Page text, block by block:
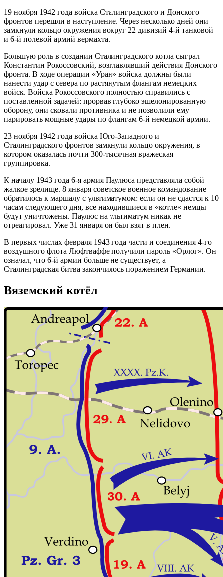
19 ноября 1942 года войска Сталинградского и Донского
фронтов перешли в наступление. Через несколько дней они
замкнули кольцо окружения вокруг 22 дивизий 4-й танковой
и 6-й полевой армий вермахта.
Большую роль в создании Сталинградского котла сыграл
Константин Рокоссовский, возглавлявший действия Донского
фронта. В ходе операции «Уран» войска должны были
нанести удар с севера по растянутым флангам немецких
войск. Войска Рокоссовского полностью справились с
поставленной задачей: прорвав глубоко эшелонированную
оборону, они сковали противника и не позволили ему
парировать мощные удары по флангам 6-й немецкой армии.
23 ноября 1942 года войска Юго-Западного и
Сталинградского фронтов замкнули кольцо окружения, в
котором оказалась почти 300-тысячная вражеская
группировка.
К началу 1943 года 6-я армия Паулюса представляла собой
жалкое зрелище. 8 января советское военное командование
обратилось к маршалу с ультиматумом: если он не сдастся к 10
часам следующего дня, все находившиеся в «котле« немцы
будут уничтожены. Паулюс на ультиматум никак не
отреагировал. Уже 31 января он был взят в плен.
В первых числах февраля 1943 года части и соединения 4-го
воздушного флота Люфтваффе получили пароль «Орлог». Он
означал, что 6-й армии больше не существует, а
Сталинградская битва закончилось поражением Германии.
Вяземский котёл